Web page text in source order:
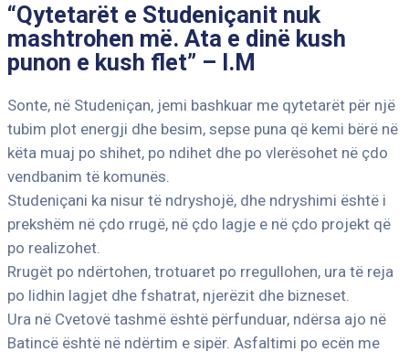
“Qytetarët e Studeniçanit nuk
mashtrohen më. Ata e dinë kush
punon e kush flet” – I.M
Sonte, në Studeniçan, jemi bashkuar me qytetarët për një
tubim plot energji dhe besim, sepse puna që kemi bërë në
këta muaj po shihet, po ndihet dhe po vlerësohet në çdo
vendbanim të komunës.
Studeniçani ka nisur të ndryshojë, dhe ndryshimi është i
prekshëm në çdo rrugë, në çdo lagje e në çdo projekt që
po realizohet.
Rrugët po ndërtohen, trotuaret po rregullohen, ura të reja
po lidhin lagjet dhe fshatrat, njerëzit dhe bizneset.
Ura në Cvetovë tashmë është përfunduar, ndërsa ajo në
Batincë është në ndërtim e sipër. Asfaltimi po ecën me